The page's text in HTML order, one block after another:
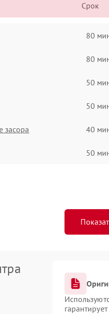
Срок
80
80
50
50
засора 40
50